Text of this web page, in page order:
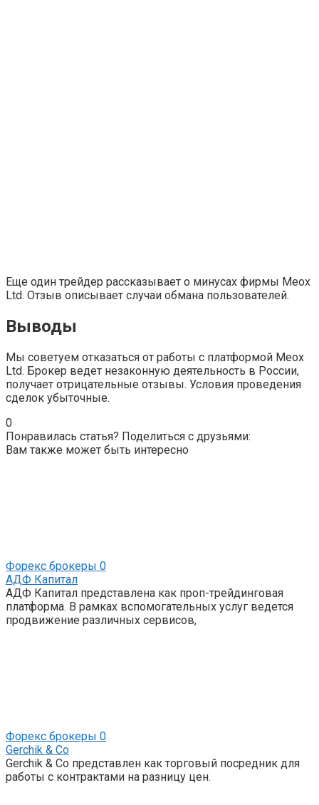
Еще один трейдер рассказывает о минусах фирмы Meox
Ltd. Отзыв описывает случаи обмана пользователей.
Выводы
Мы советуем отказаться от работы с платформой Meox
Ltd. Брокер ведет незаконную деятельность в России,
получает отрицательные отзывы. Условия проведения
сделок убыточные.
0
Понравилась статья? Поделиться с друзьями:
Вам также может быть интересно
Форекс брокеры 0
АДФ Капитал
АДФ Капитал представлена как проп-трейдинговая
платформа. В рамках вспомогательных услуг ведется
продвижение различных сервисов,
Форекс брокеры 0
Gerchik & Co
Gerchik & Co представлен как торговый посредник для
работы с контрактами на разницу цен.